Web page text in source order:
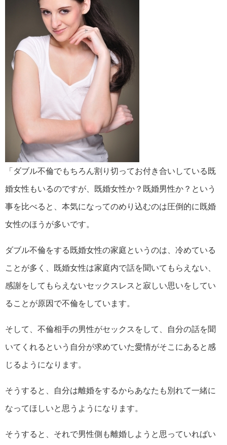
「ダブル不倫でもちろん割り切ってお付き合いしている既
婚女性もいるのですが、既婚女性か？既婚男性か？という
事を比べると、本気になってのめり込むのは圧倒的に既婚
女性のほうが多いです。
ダブル不倫をする既婚女性の家庭というのは、冷めている
ことが多く、既婚女性は家庭内で話を聞いてもらえない、
感謝をしてもらえないセックスレスと寂しい思いをしてい
ることが原因で不倫をしています。
そして、不倫相手の男性がセックスをして、自分の話を聞
いてくれるという自分が求めていた愛情がそこにあると感
じるようになります。
そうすると、自分は離婚をするからあなたも別れて一緒に
なってほしいと思うようになります。
そうすると、それで男性側も離婚しようと思っていればい